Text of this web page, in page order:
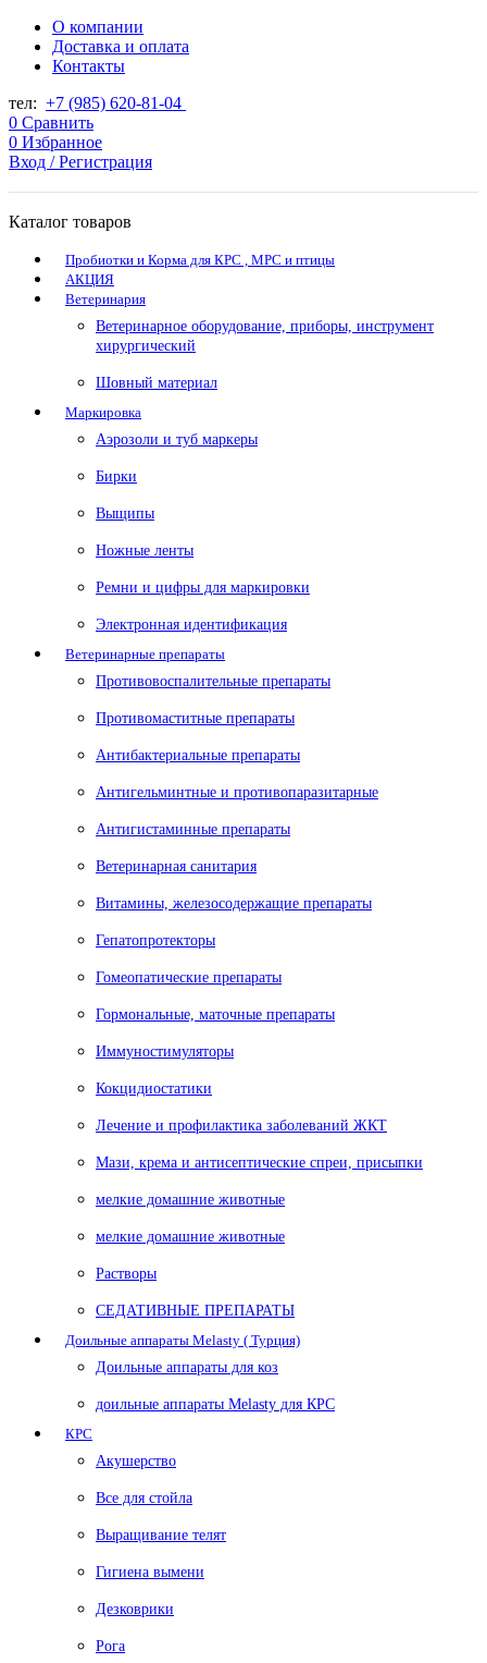
О компании
Доставка и оплата
Контакты
тел: +7 (985) 620-81-04
0 Сравнить
0 Избранное
Вход / Регистрация
Каталог товаров
Пробиотки и Корма для КРС , МРС и птицы
АКЦИЯ
Ветеринария
Ветеринарное оборудование, приборы, инструмент
хирургический
Шовный материал
Маркировка
Аэрозоли и туб маркеры
Бирки
Выщипы
Ножные ленты
Ремни и цифры для маркировки
Электронная идентификация
Ветеринарные препараты
Противовоспалительные препараты
Противомаститные препараты
Антибактериальные препараты
Антигельминтные и противопаразитарные
Антигистаминные препараты
Ветеринарная санитария
Витамины, железосодержащие препараты
Гепатопротекторы
Гомеопатические препараты
Гормональные, маточные препараты
Иммуностимуляторы
Кокцидиостатики
Лечение и профилактика заболеваний ЖКТ
Мази, крема и антисептические спреи, присыпки
мелкие домашние животные
мелкие домашние животные
Растворы
СЕДАТИВНЫЕ ПРЕПАРАТЫ
Доильные аппараты Melasty ( Турция)
Доильные аппараты для коз
доильные аппараты Melasty для КРС
КРС
Акушерство
Все для стойла
Выращивание телят
Гигиена вымени
Дезковрики
Рога